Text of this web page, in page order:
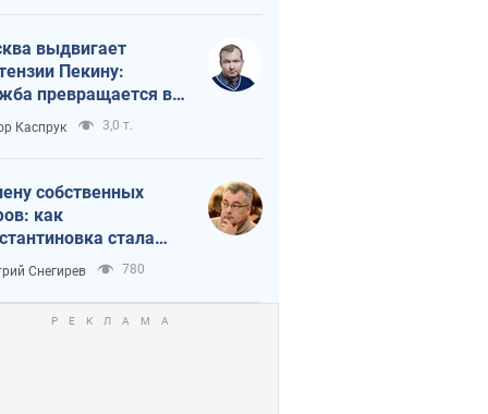
выдвигает
Пекину:
превращается в
России от
Каспрук 3,0 т.
собственных
как
стала
идеологической
для российских
Снегирев 780